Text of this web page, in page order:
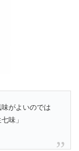
がよいのでは
味」